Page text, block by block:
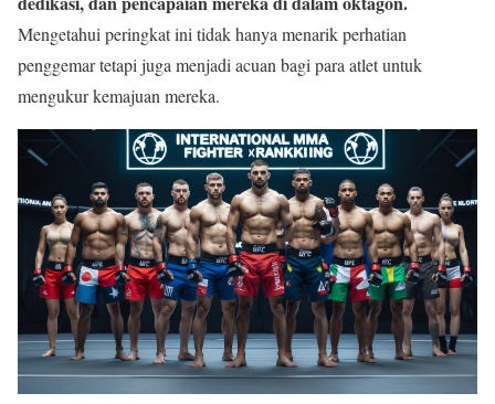
Mengetahui peringkat ini tidak hanya menarik perhatian
penggemar tetapi juga menjadi acuan bagi para atlet untuk
mengukur kemajuan mereka.